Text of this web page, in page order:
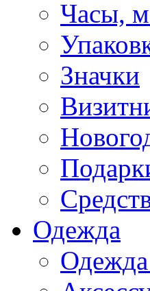
Часы,
Значки
Одежда